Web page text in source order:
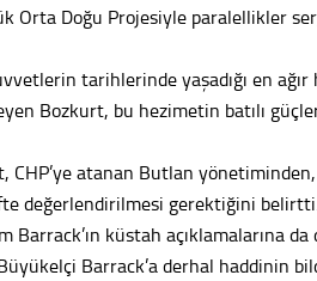
Orta Doğu Projesiyle paralellikler
tarihlerinde yaşadığı en
Bozkurt, bu hezimetin batılı
CHP’ye atanan Butlan
değerlendirilmesi gerektiğini
Barrack’ın küstah açıklamalarına
Barrack’a derhal haddinin